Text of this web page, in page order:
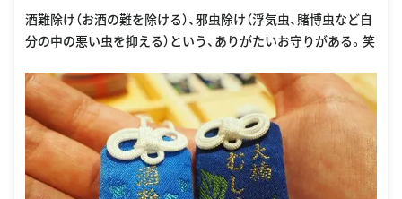
酒難除け（お酒の難を除ける）、邪虫除け（浮気虫、賭博虫など自
分の中の悪い虫を抑える）という、ありがたいお守りがある。笑